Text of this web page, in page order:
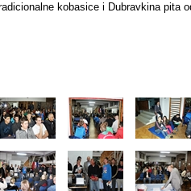
kobasice i Dubravkina pita